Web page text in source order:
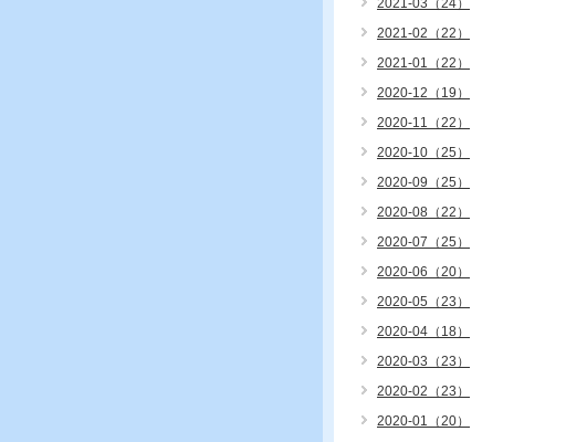
2021-03（24）
2021-02（22）
2021-01（22）
2020-12（19）
2020-11（22）
2020-10（25）
2020-09（25）
2020-08（22）
2020-07（25）
2020-06（20）
2020-05（23）
2020-04（18）
2020-03（23）
2020-02（23）
2020-01（20）